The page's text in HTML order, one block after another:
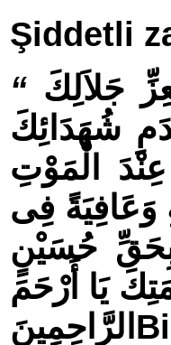
Şid­det­li
“ جَلاَلِكَ
شُهَدَائِكَ
الْمَوْتِ
وَعَافِيَةً فِى
بِحَقِّ حُسَيْنٍ
يَا أَرْحَمَ
الرَّاحِمِينَ